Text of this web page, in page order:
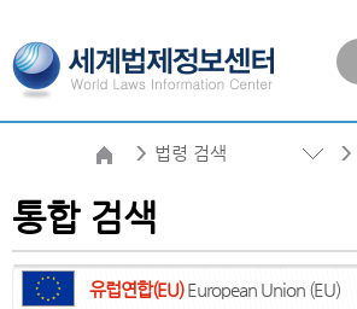
법령 검색
통합 검색
유럽연합(EU)European Union (EU)